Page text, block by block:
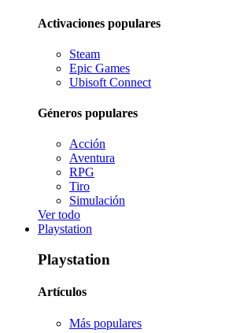
Activaciones populares
Steam
Epic Games
Ubisoft Connect
Géneros populares
Acción
Aventura
RPG
Tiro
Simulación
Ver todo
Playstation
Playstation
Artículos
Más populares